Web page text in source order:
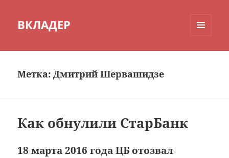
ВКЛАДЕР
Метка:Дмитрий Шервашидзе
Как обнулили СтарБанк
18 марта 2016 года ЦБ отозвал